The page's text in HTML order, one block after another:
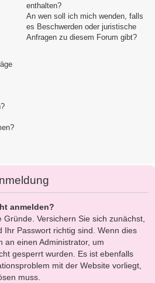
enthalten?
An wen soll ich mich wenden, falls
es Beschwerden oder juristische
Anfragen zu diesem Forum gibt?
anmelden?
Versichern Sie sich zunächst,
Ihr Passwort richtig sind. Wenn dies
an einen Administrator, um
gesperrt wurden. Es ist ebenfalls
mit der Website vorliegt,
muss.